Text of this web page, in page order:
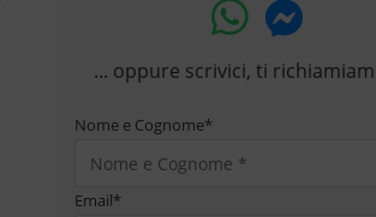
... oppure scrivici, ti
Nome e Cognome*
Email*